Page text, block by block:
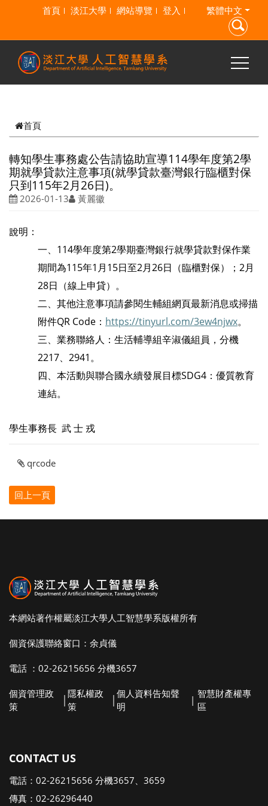
跳到主要內容
首頁 淡江大學 網站導覽 登入 繁體中文
首頁
轉知學生事務處公告請協助宣導114學年度第2學
期就學貸款注意事項(就學貸款臺灣銀行臨櫃對保
只到115年2月26日)。
2026-01-13 黃麗徽
說明：
一、 114學年度第2學期臺灣銀行就學貸款對保作業
期間為115年1 月15日至2月26日（臨櫃對保）； 2月
28日（線上申貸）。
二、其他注意事項請參閱生輔組網頁最新消息或掃描
附件QR Code ： https://tinyurl.com/3ew4njwx。
三、業務聯絡人：生活輔導組辛淑儀組員，分機
2217、 2941。
四、本活動與聯合國永續發展目標SDG4 ：優質教育
連結。
學生事務長 武 士 戎
qrcode
本網站著作權屬淡江大學人工智慧學系版權所有
個資保護聯絡窗口：余貞儀
電話 ：02-26215656 分機3657
個資管理政
策
隱私權政
策
個人資料告知聲
明
|
智慧財產權專
區
CONTACT US
電話：02-26215656 分機3657、3659
傳真：02-26296440